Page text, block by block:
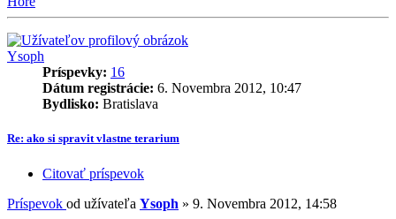
Ysoph
Príspevky: 16
Dátum registrácie: 6. Novembra 2012, 10:47
Bydlisko: Bratislava
Re: ako si spravit vlastne terarium
Citovať príspevok
Príspevok od užívateľa Ysoph » 9. Novembra 2012, 14:58